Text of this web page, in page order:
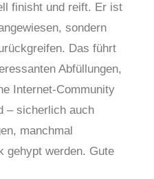
finisht und reift. Er ist
sondern
Das führt
Abfüllungen,
Internet-Community
– sicherlich auch
manchmal
gehypt werden. Gute